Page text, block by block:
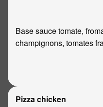
Base sauce tomate,
champignons, tomates
Pizza chicken